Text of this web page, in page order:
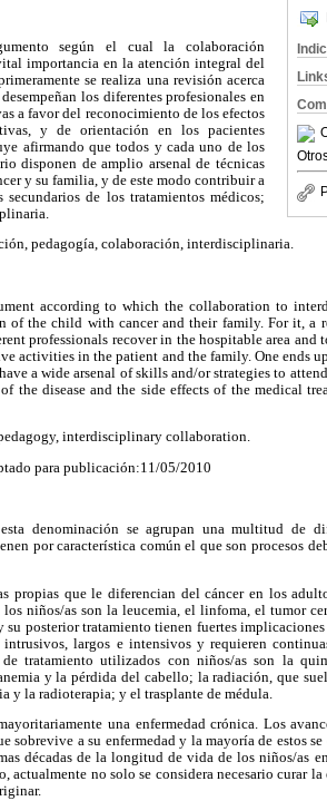
según el cual la colaboración
importancia en la atención integral del
se realiza una revisión acerca
los diferentes profesionales en
a favor del reconocimiento de los efectos
y de orientación en los pacientes
afirmando que todos y cada uno de los
disponen de amplio arsenal de técnicas
y su familia, y de este modo contribuir a
de los tratamientos médicos;
pedagogía, colaboración, interdisciplinaria.
according to which the collaboration to
of the child with cancer and their family. For it, a
professionals recover in the hospitable area and
activities in the patient and the family. One ends
a wide arsenal of skills and/or strategies to
the disease and the side effects of the medical
interdisciplinary collaboration.
para publicación:11/05/2010
denominación se agrupan una multitud de
por característica común el que son procesos
propias que le diferencian del cáncer en los
niños/as son la leucemia, el linfoma, el tumor
posterior tratamiento tienen fuertes
largos e intensivos y requieren
tratamiento utilizados con niños/as son la
y la pérdida del cabello; la radiación, que
la radioterapia; y el trasplante de médula.
una enfermedad crónica. Los
sobrevive a su enfermedad y la mayoría de estos
décadas de la longitud de vida de los niños/as
actualmente no solo se considera necesario curar